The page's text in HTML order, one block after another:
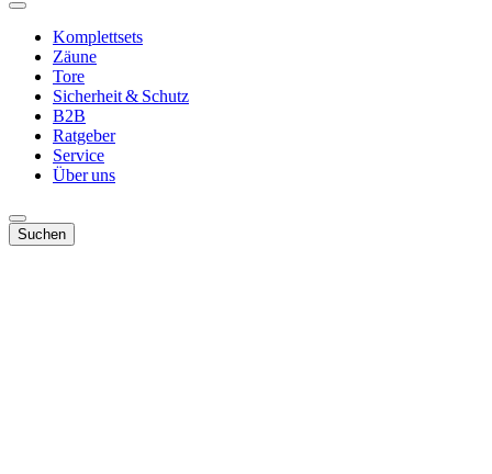
Komplettsets
Zäune
Tore
Sicherheit & Schutz
B2B
Ratgeber
Service
Über uns
Suchen